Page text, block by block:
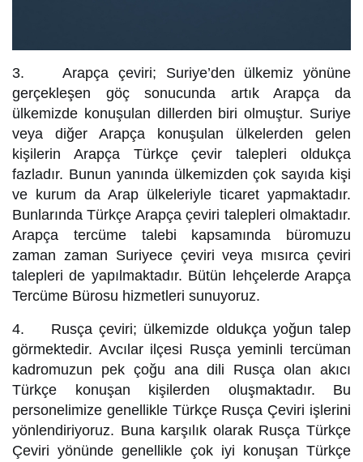
3. Arapça çeviri; Suriye’den ülkemiz yönüne
gerçekleşen göç sonucunda artık Arapça da
ülkemizde konuşulan dillerden biri olmuştur. Suriye
veya diğer Arapça konuşulan ülkelerden gelen
kişilerin Arapça Türkçe çevir talepleri oldukça
fazladır. Bunun yanında ülkemizden çok sayıda kişi
ve kurum da Arap ülkeleriyle ticaret yapmaktadır.
Bunlarında Türkçe Arapça çeviri talepleri olmaktadır.
Arapça tercüme talebi kapsamında büromuzu
zaman zaman Suriyece çeviri veya mısırca çeviri
talepleri de yapılmaktadır. Bütün lehçelerde Arapça
Tercüme Bürosu hizmetleri sunuyoruz.
4. Rusça çeviri; ülkemizde oldukça yoğun talep
görmektedir. Avcılar ilçesi Rusça yeminli tercüman
kadromuzun pek çoğu ana dili Rusça olan akıcı
Türkçe konuşan kişilerden oluşmaktadır. Bu
personelimize genellikle Türkçe Rusça Çeviri işlerini
yönlendiriyoruz. Buna karşılık olarak Rusça Türkçe
Çeviri yönünde genellikle çok iyi konuşan Türkçe